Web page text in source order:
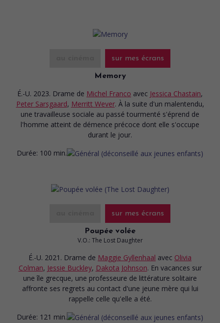
sur mes écrans
Memory
É.-U. 2023. Drame de Michel Franco avec Jessica Chastain,
Peter Sarsgaard, Merritt Wever. À la suite d'un malentendu,
une travailleuse sociale au passé tourmenté s'éprend de
l'homme atteint de démence précoce dont elle s'occupe
durant le jour.
Durée: 100 min.
sur mes écrans
Poupée volée
V.O.: The Lost Daughter
É.-U. 2021. Drame de Maggie Gyllenhaal avec Olivia
Colman, Jessie Buckley, Dakota Johnson. En vacances sur
une île grecque, une professeure de littérature solitaire
affronte ses regrets au contact d'une jeune mère qui lui
rappelle celle qu'elle a été.
Durée: 121 min.